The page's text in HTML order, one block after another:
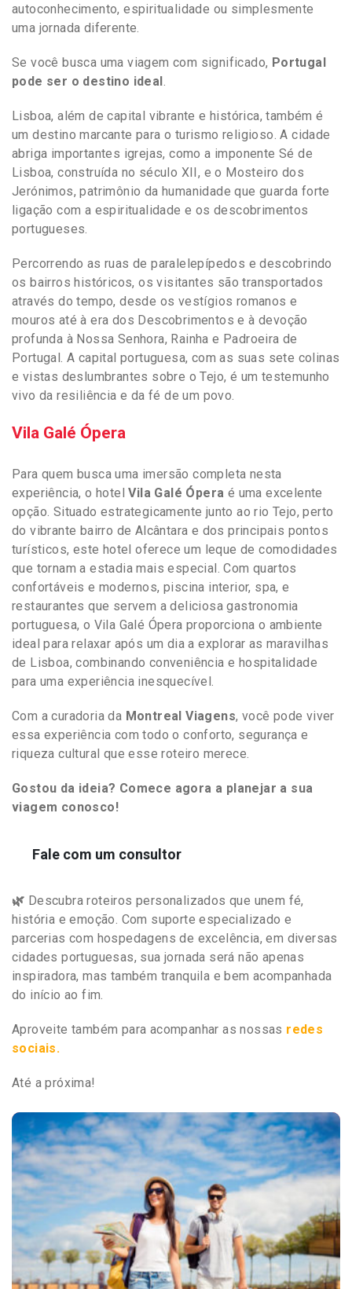
autoconhecimento, espiritualidade ou simplesmente
uma jornada diferente.
Se você busca uma viagem com significado, Portugal
pode ser o destino ideal
Lisboa, além de capital vibrante e histórica, também é
um destino marcante para o turismo religioso. A cidade
abriga importantes igrejas, como a imponente Sé de
Lisboa, construída no século XII, e o Mosteiro dos
Jerónimos, patrimônio da humanidade que guarda forte
ligação com a espiritualidade e os descobrimentos
portugueses.
Percorrendo as ruas de paralelepípedos e descobrindo
os bairros históricos, os visitantes são transportados
através do tempo, desde os vestígios romanos e
mouros até à era dos Descobrimentos e à devoção
profunda à Nossa Senhora, Rainha e Padroeira de
Portugal. A capital portuguesa, com as suas sete colinas
e vistas deslumbrantes sobre o Tejo, é um testemunho
vivo da resiliência e da fé de um povo.
Vila Galé Ópera
Para quem busca uma imersão completa nesta
experiência, o hotelVila Galé Ópera é uma excelente
opção. Situado estrategicamente junto ao rio Tejo, perto
do vibrante bairro de Alcântara e dos principais pontos
turísticos, este hotel oferece um leque de comodidades
que tornam a estadia mais especial. Com quartos
confortáveis e modernos, piscina interior, spa, e
restaurantes que servem a deliciosa gastronomia
portuguesa, o Vila Galé Ópera proporciona o ambiente
ideal para relaxar após um dia a explorar as maravilhas
de Lisboa, combinando conveniência e hospitalidade
para uma experiência inesquecível.
Com a curadoria da Montreal Viagens, você pode viver
essa experiência com todo o conforto, segurança e
riqueza cultural que esse roteiro merece.
Gostou da ideia? Comece agora a planejar a sua
viagem conosco!
Fale com um consultor
🌿 Descubra roteiros personalizados que unem fé,
história e emoção. Com suporte especializado e
parcerias com hospedagens de excelência, em diversas
cidades portuguesas, sua jornada será não apenas
inspiradora, mas também tranquila e bem acompanhada
do início ao fim.
Aproveite também para acompanhar as nossas redes
sociais.
Até a próxima!